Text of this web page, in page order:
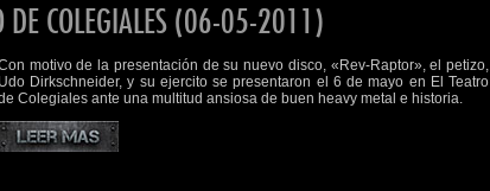
DE COLEGIALES (06-05-2011)
motivo de la presentación de su nuevo disco, «Rev-Raptor», el petizo,
Udo Dirkschneider, y su ejercito se presentaron el 6 de mayo en El Teatro
Colegiales ante una multitud ansiosa de buen heavy metal e historia.